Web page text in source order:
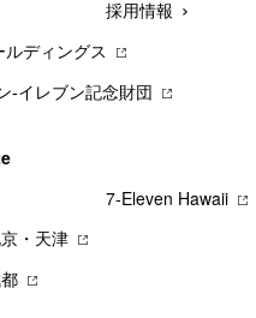
採用情報
ルディングス
-イレブン記念財団
7‐Eleven Hawaii
・天津